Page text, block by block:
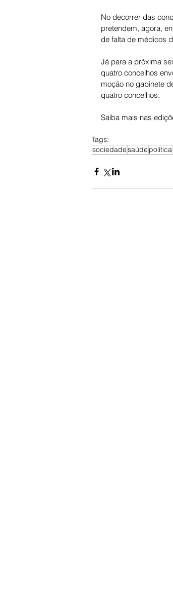
No decorrer das
pretendem, agora,
de falta de médicos
Já para a próxima
quatro concelhos
moção no gabinete
quatro concelhos.
Saiba mais nas
Tags:
sociedadesaúde política